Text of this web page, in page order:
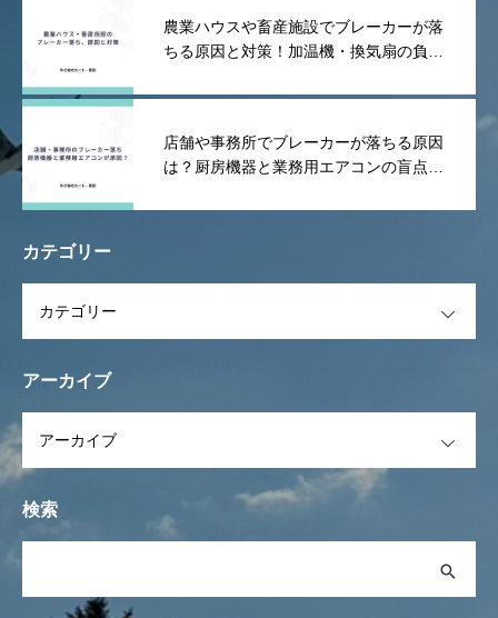
農業ハウスや畜産施設でブレーカーが落
ちる原因と対策！加温機・換気扇の負荷
店舗や事務所でブレーカーが落ちる原因
は？厨房機器と業務用エアコンの盲点を
カテゴリー
アーカイブ
検索